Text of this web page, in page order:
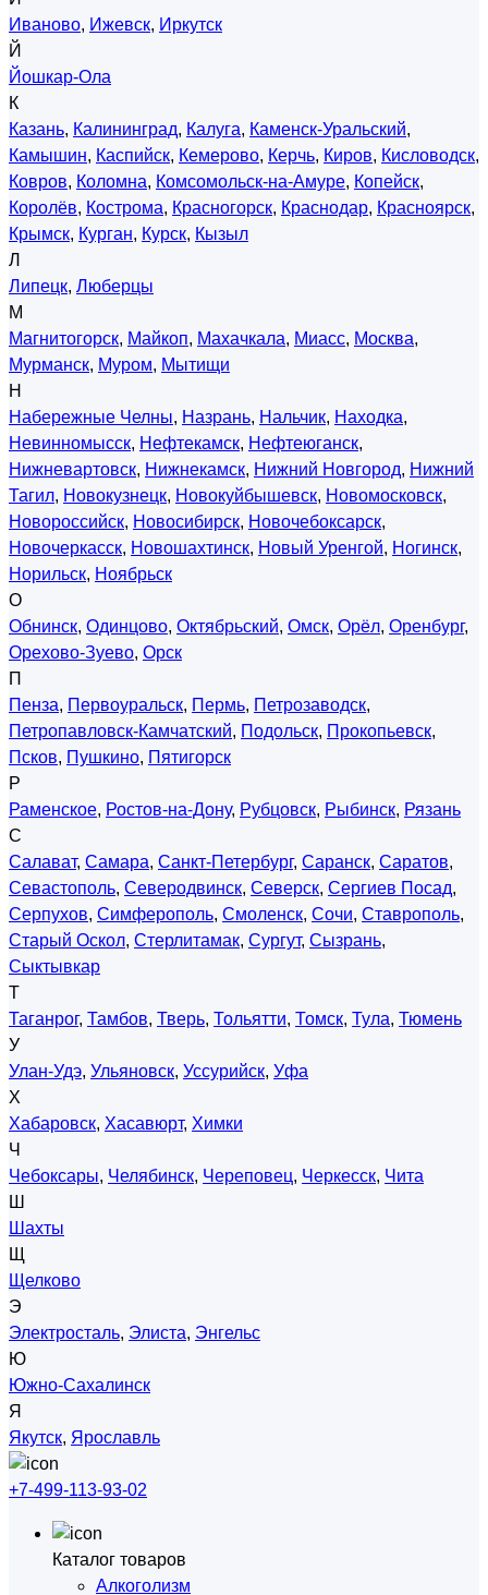
Иваново, Ижевск, Иркутск
Й
Йошкар-Ола
К
Казань, Калининград, Калуга, Каменск-Уральский,
Камышин, Каспийск, Кемерово, Керчь, Киров, Кисловодск,
Ковров, Коломна, Комсомольск-на-Амуре, Копейск,
Королёв, Кострома, Красногорск, Краснодар, Красноярск,
Крымск, Курган, Курск, Кызыл
Л
Липецк, Люберцы
М
Магнитогорск, Майкоп, Махачкала, Миасс, Москва,
Мурманск, Муром, Мытищи
Н
Набережные Челны, Назрань, Нальчик, Находка,
Невинномысск, Нефтекамск, Нефтеюганск,
Нижневартовск, Нижнекамск, Нижний Новгород, Нижний
Тагил, Новокузнецк, Новокуйбышевск, Новомосковск,
Новороссийск, Новосибирск, Новочебоксарск,
Новочеркасск, Новошахтинск, Новый Уренгой, Ногинск,
Норильск, Ноябрьск
О
Обнинск, Одинцово, Октябрьский, Омск, Орёл, Оренбург,
Орехово-Зуево, Орск
П
Пенза, Первоуральск, Пермь, Петрозаводск,
Петропавловск-Камчатский, Подольск, Прокопьевск,
Псков, Пушкино, Пятигорск
Р
Раменское, Ростов-на-Дону, Рубцовск, Рыбинск, Рязань
С
Салават, Самара, Санкт-Петербург, Саранск, Саратов,
Севастополь, Северодвинск, Северск, Сергиев Посад,
Серпухов, Симферополь, Смоленск, Сочи, Ставрополь,
Старый Оскол, Стерлитамак, Сургут, Сызрань,
Сыктывкар
Т
Таганрог, Тамбов, Тверь, Тольятти, Томск, Тула, Тюмень
У
Улан-Удэ, Ульяновск, Уссурийск, Уфа
Х
Хабаровск, Хасавюрт, Химки
Ч
Чебоксары, Челябинск, Череповец, Черкесск, Чита
Ш
Шахты
Щ
Щелково
Э
Электросталь, Элиста, Энгельс
Ю
Южно-Сахалинск
Я
Якутск, Ярославль
+7-499-113-93-02
Каталог товаров
Алкоголизм